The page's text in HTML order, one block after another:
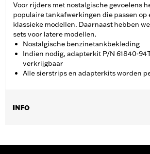
Voor rijders met nostalgische gevoelens
populaire tankafwerkingen die passen op
klassieke modellen. Daarnaast hebben
sets voor latere modellen.
Nostalgische benzinetankbekleding
Indien nodig, adapterkit P/N 61840-
verkrijgbaar
Alle sierstrips en adapterkits worden
INFO